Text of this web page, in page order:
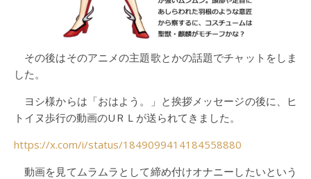
その後はそのアニメの主題歌とかの話題でチャットをしま
した。
ヨシ様からは「おはよう。」と挨拶メッセージの後に、ヒ
トイヌ歩行の動画のUＲＬが送られてきました。
https://x.com/i/status/1849099414184558880
動画を見てムラムラとして締め付けオナニーしたいという